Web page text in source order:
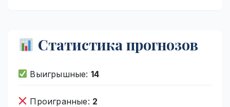
Статистика прогнозов
Выигрышные: 14
Проигранные: 2